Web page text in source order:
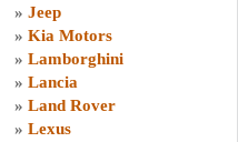
» Jeep
» Kia Motors
» Lamborghini
» Lancia
» Land Rover
» Lexus